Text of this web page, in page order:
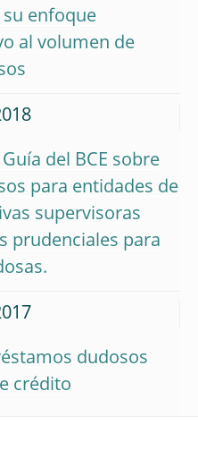
su enfoque
al volumen de
del BCE sobre
para entidades de
supervisoras
prudenciales para
dudosos
crédito